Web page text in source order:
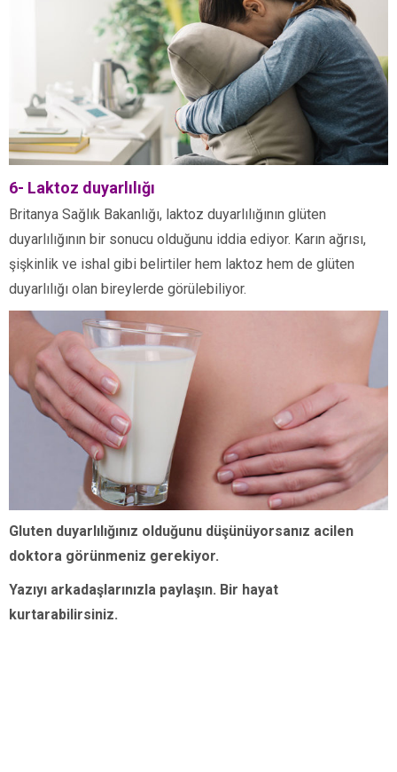
6- Laktoz duyarlılığı
Britanya Sağlık Bakanlığı, laktoz duyarlılığının glüten
duyarlılığının bir sonucu olduğunu iddia ediyor. Karın ağrısı,
şişkinlik ve ishal gibi belirtiler hem laktoz hem de glüten
duyarlılığı olan bireylerde görülebiliyor.
Gluten duyarlılığınız olduğunu düşünüyorsanız acilen
doktora görünmeniz gerekiyor.
Yazıyı arkadaşlarınızla paylaşın. Bir hayat
kurtarabilirsiniz.